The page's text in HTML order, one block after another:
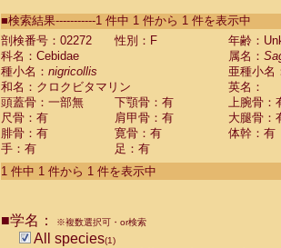
CebidaeSaguinus labiatus(0)
Cebidae Saguinus leucopus (0)
Cebidae
CebidaeSaguinus mystax
CebidaeSaguinus nigricollis (1)
Cebidae Saguinus oedipus
Cebidae Saguinus weddelli
Cebidae Saguinusspp.
Cebidae Aotus trivirgatus
Cebidae Cebus albifrons
CebidaeCebus nigrivittatus
CebidaeCebus
■検索結果-----------1 件中 1 件から 1 件を表示中
剖検番号：02272
性別：F
年齢：
科名：Cebidae
属名：
種小名： nigricollis
亜種小名
和名：クロクビタマリン
英名：
頭蓋骨：一部無
下顎骨：有
上腕骨：
尺骨：有
肩甲骨：有
大腿骨：
腓骨：有
寛骨：有
体幹：有
手：有
足：有
1 件中 1 件から 1 件を表示中
■学名： ※複数選択可・or検索
All species(1)